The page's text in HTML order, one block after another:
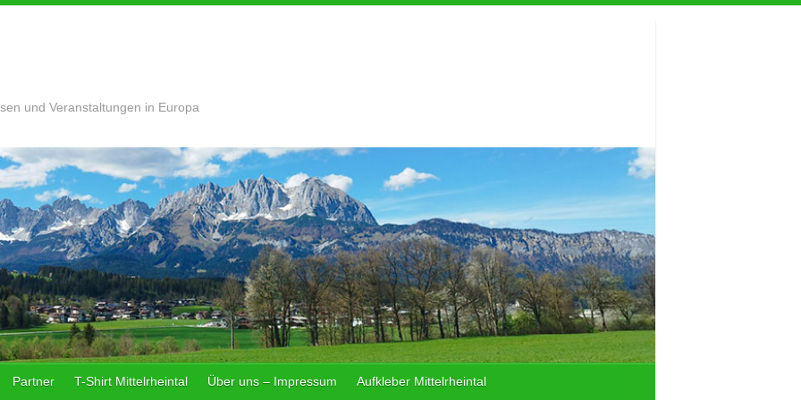
und Veranstaltungen in Europa
Partner T-Shirt Mittelrheintal Über uns – Impressum Aufkleber Mittelrheintal